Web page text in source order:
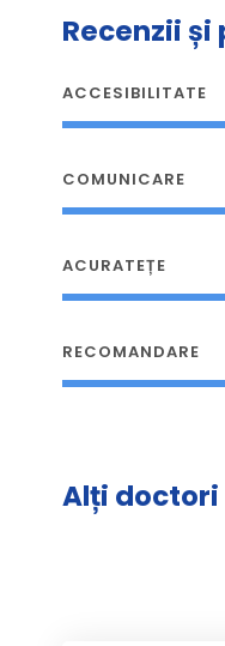
Recenzii
ACCESIBILITATE
COMUNICARE
ACURATEȚE
RECOMANDARE
Alți